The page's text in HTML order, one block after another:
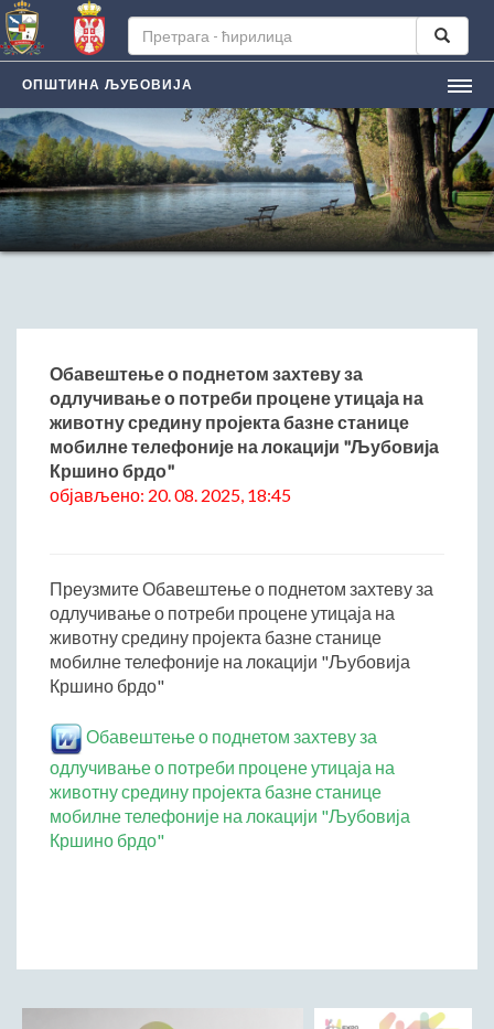
ОПШТИНА ЉУБОВИЈА
НАСЛОВНА
ЉУБОВИЈA
Лична карта града
Историјат
ЛОКАЛНА САМОУПРАВА
Председник општине
Заменик председника
Скупштина општине
Општинска управа
ПРИВРЕДА
Општи и просторни положај подручја општине
Развој и просторни размештај привреде
Пољопривреда
Индустрија
Грађевинарство
Занатство
Саобраћај и везе
Обавештење о поднетом захтеву за
одлучивање о потреби процене утицаја на
животну средину пројекта базне станице
мобилне телефоније на локацији "Љубовија
Кршино брдо"
објављено: 20. 08. 2025, 18:45
Преузмите Обавештење о поднетом захтеву за
одлучивање о потреби процене утицаја на
животну средину пројекта базне станице
мобилне телефоније на локацији "Љубовија
Кршино брдо"
Обавештење о поднетом захтеву за
одлучивање о потреби процене утицаја на
животну средину пројекта базне станице
мобилне телефоније на локацији "Љубовија
Кршино брдо"